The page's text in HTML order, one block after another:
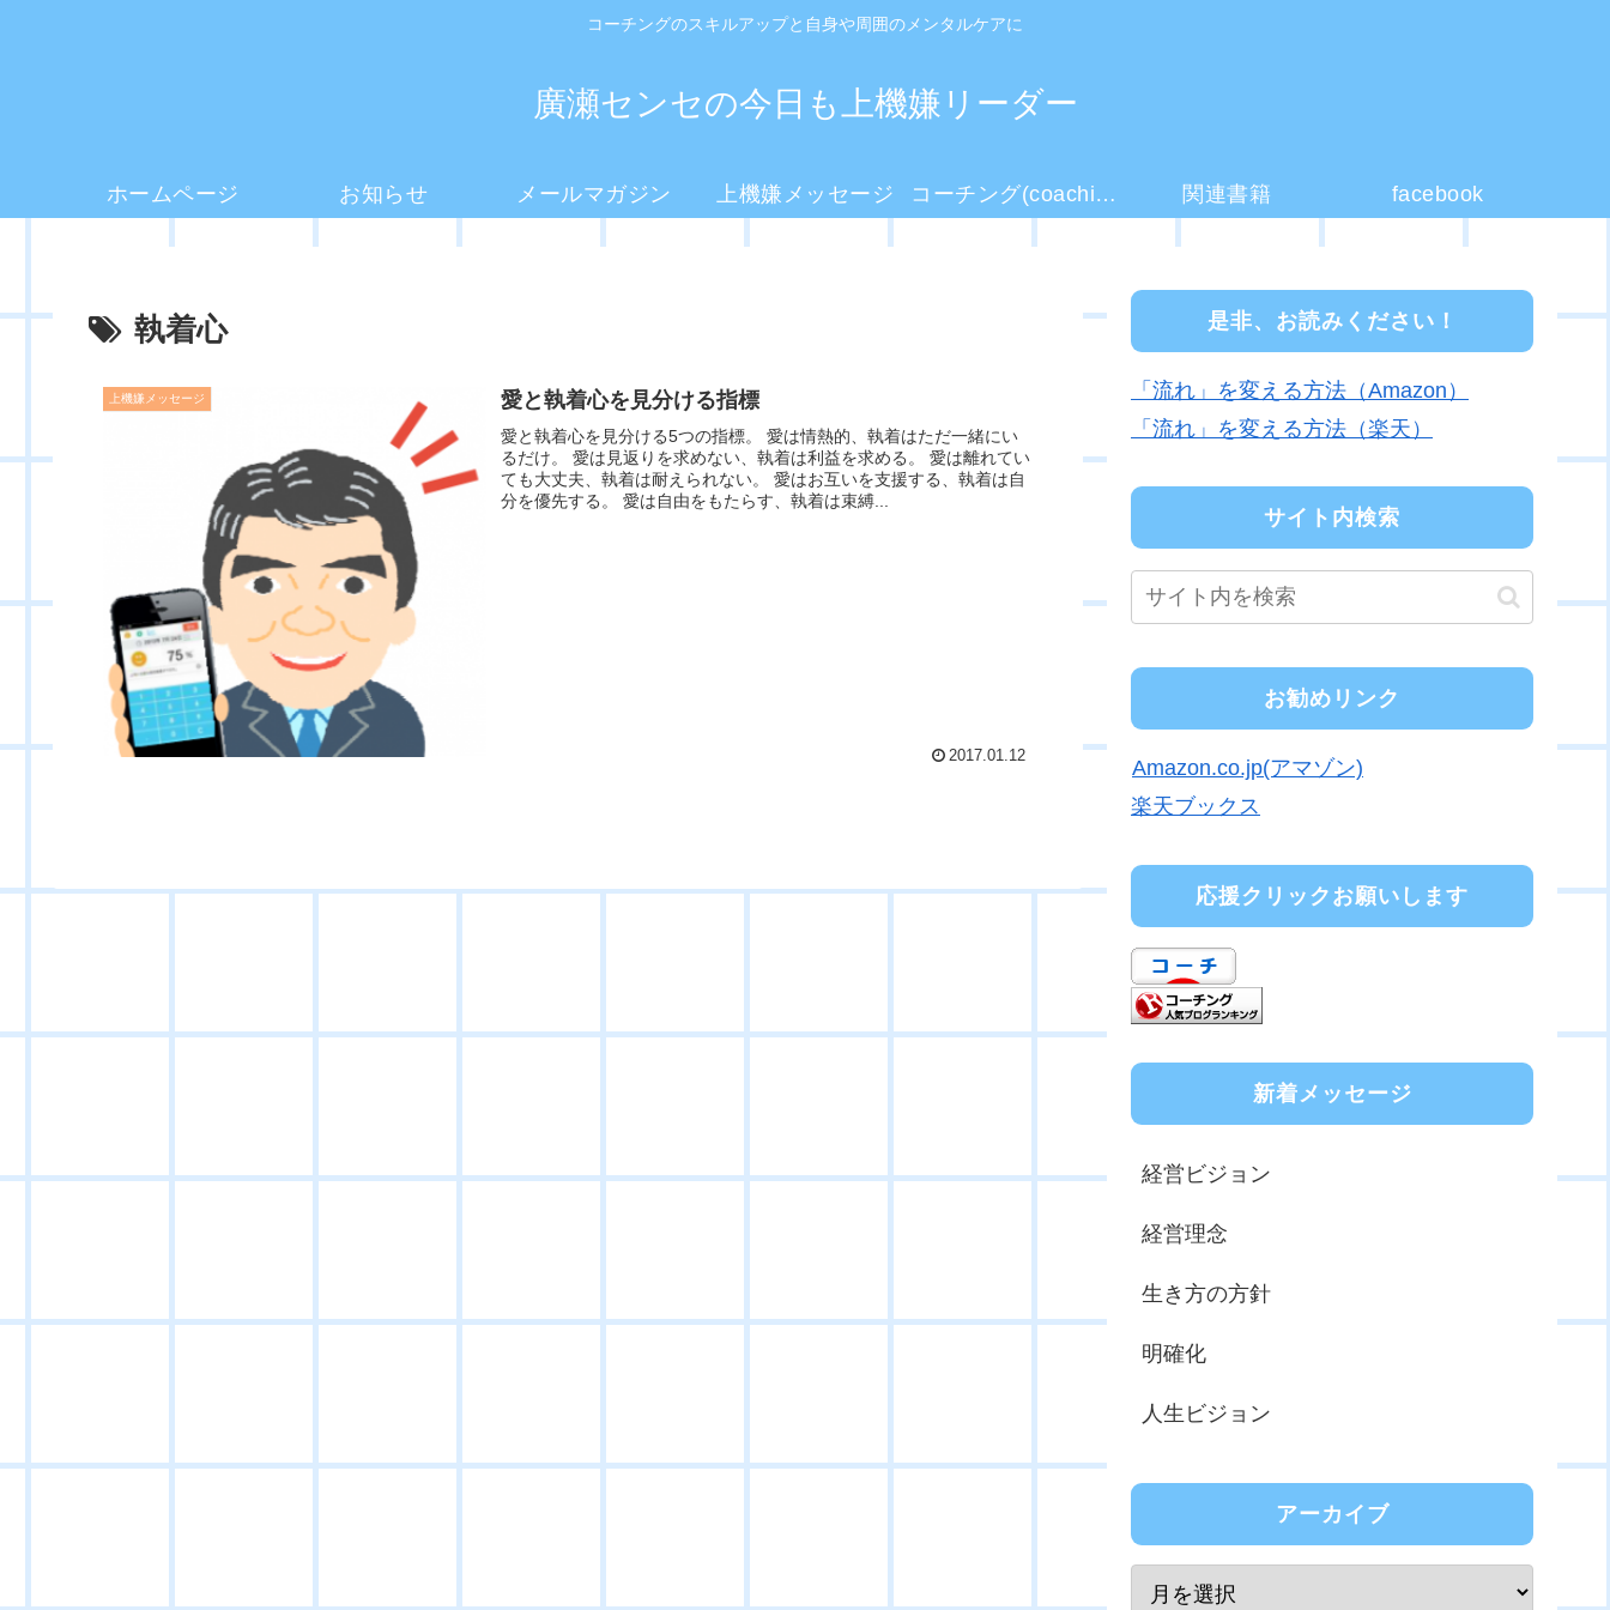
コーチングのスキルアップと自身や周囲のメンタルケアに
廣瀬センセの今日も上機嫌リーダー
ホームページ お知らせ メールマガジン 上機嫌メッセージ コーチング(coaching)とは？ 関連書籍 facebook
執着心
上機嫌メッセージ 愛と執着心を見分ける指標
愛と執着心を見分ける5つの指標。 愛は情熱的、執着はただ一緒にい
るだけ。 愛は見返りを求めない、執着は利益を求める。 愛は離れてい
ても大丈夫、執着は耐えられない。 愛はお互いを支援する、執着は自
分を優先する。 愛は自由をもたらす、執着は束縛...
2017.01.12
是非、お読みください！
「流れ」を変える方法（Amazon）
「流れ」を変える方法（楽天）
サイト内検索
お勧めリンク
Amazon.co.jp(アマゾン)
楽天ブックス
応援クリックお願いします
新着メッセージ
経営ビジョン
経営理念
生き方の方針
明確化
人生ビジョン
アーカイブ